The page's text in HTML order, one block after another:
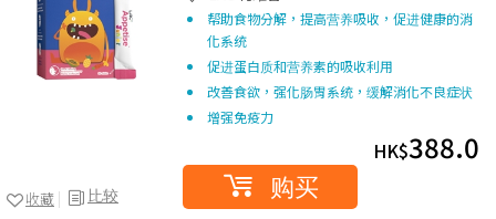
比较
收藏
帮助食物分解，提高营养吸收，促进健康的消
化系统
促进蛋白质和营养素的吸收利用
改善食欲，强化肠胃系统，缓解消化不良症状
增强免疫力
HK$388.0
购买